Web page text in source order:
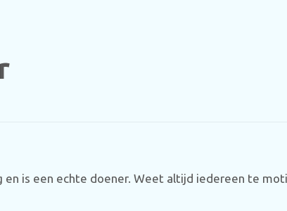
en is een echte doener. Weet altijd iedereen te